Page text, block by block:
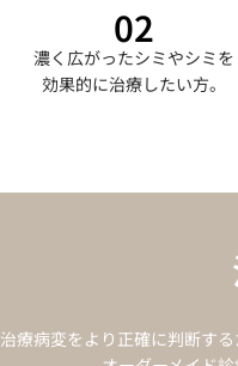
02
濃く広がったシミやシミを
効果的に治療したい方。
治療病変をより正確に判断す